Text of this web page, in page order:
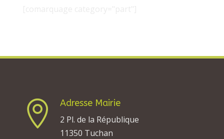

Adresse Mairie
2 Pl. de la République
11350 Tuchan